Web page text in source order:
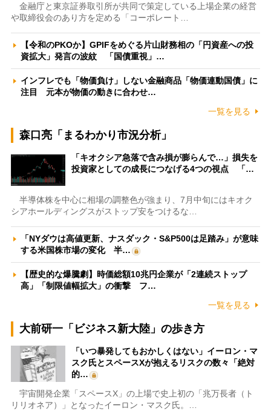
金融庁と東京証券取引所が共同で策定している上場企業の経営
や取締役会のあり方を定める「コーポレート…
【令和のPKOか】GPIFをめぐる片山財務相の「円資産への投
資拡大」発言の波紋 「国債重視」…
インフレでも「物価負け」しない金融商品「物価連動国債」に
注目 元本が物価の動きに合わせ…
一覧を見る
森口亮「まるわかり市況分析」
「キオクシア急落で含み損が膨らんで…」損失を
投資家としての成長につなげる4つの視点 「…
半導体株を中心に相場の調整色が強まり、7月中旬にはキオク
シアホールディングスがストップ安をつけるな…
「NYダウは高値更新、ナスダック・S&P500は足踏み」が意味
する米国株市場の変化 半…
【歴史的な爆騰劇】時価総額10兆円企業が「2連続ストップ
高」「制限値幅拡大」の衝撃 フ…
一覧を見る
大前研一「ビジネス新大陸」の歩き方
「いつ暴発してもおかしくはない」イーロン・マ
スク氏とスペースXが抱えるリスクの数々「絶対
的…
宇宙開発企業「スペースX」の上場で史上初の「兆万長者（ト
リリオネア）」となったイーロン・マスク氏。…